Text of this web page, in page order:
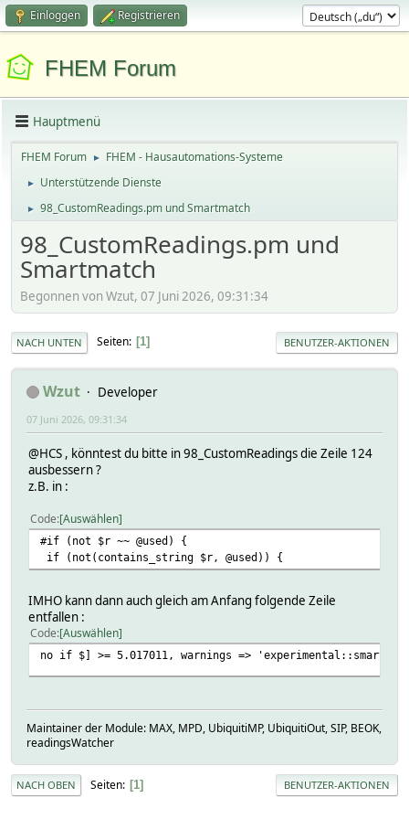
Einloggen Registrieren
FHEM Forum
Hauptmenü
FHEM Forum ► FHEM - Hausautomations-Systeme
► Unterstützende Dienste
► 98_CustomReadings.pm und Smartmatch
98_CustomReadings.pm und
Smartmatch
Begonnen von Wzut, 07 Juni 2026, 09:31:34
NACH UNTEN Seiten 1 BENUTZER-AKTIONEN
Wzut Developer
07 Juni 2026, 09:31:34
@HCS , könntest du bitte in 98_CustomReadings die Zeile 124
ausbessern ?
z.B. in :
Code Auswählen
#if (not $r ~~ @used) {
if (not(contains_string $r, @used)) {
IMHO kann dann auch gleich am Anfang folgende Zeile
entfallen :
Code Auswählen
no if $] >= 5.017011, warnings =>
Maintainer der Module: MAX, MPD, UbiquitiMP, UbiquitiOut, SIP, BEOK,
readingsWatcher
NACH OBEN Seiten 1 BENUTZER-AKTIONEN